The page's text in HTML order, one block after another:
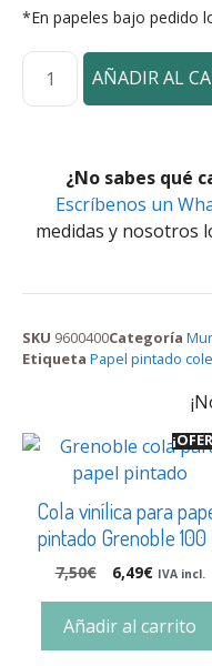
*En papeles bajo pedido
AÑADIR AL
¿No sabes qué
Escríbenos un
medidas y nosotros
SKU 9600400Categoría
Etiqueta Papel pintado
Cola vinílica para
pintado Grenoble 100
7,50€ 6,49€ IVA incl.
Añadir al carrito